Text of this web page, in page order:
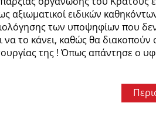
αξιωματικοί ειδικών
των υποψηφίων που
το κάνει, καθώς θα διακοπούν
της ! Όπως απάντησε ο